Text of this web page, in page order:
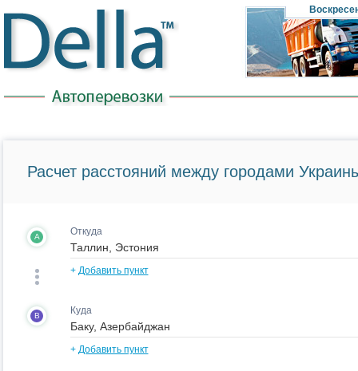
Расчет расстояний между городами
A Откуда
+ Добавить пункт
B Куда
+ Добавить пункт